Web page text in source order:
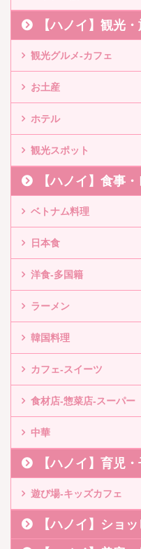
【ハノイ】観光
観光グルメ-カフェ
お土産
ホテル
観光スポット
【ハノイ】食事
ベトナム料理
日本食
洋食-多国籍
ラーメン
韓国料理
カフェ-スイーツ
食材店-惣菜店-スーパー
中華
【ハノイ】育児
遊び場-キッズカフェ
【ハノイ】ショ